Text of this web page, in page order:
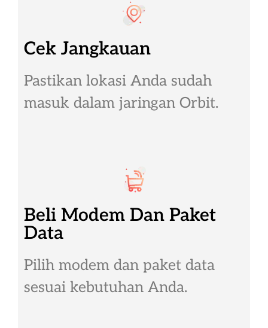
Cek Jangkauan
Pastikan lokasi Anda sudah
masuk dalam jaringan Orbit.
Beli Modem Dan Paket
Data
Pilih modem dan paket data
sesuai kebutuhan Anda.